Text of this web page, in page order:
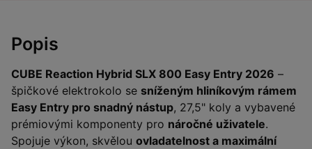
Popis
CUBE Reaction Hybrid SLX 800 Easy Entry 2026 –
špičkové elektrokolo se sníženým hliníkovým rámem
Easy Entry pro snadný nástup, 27,5" koly a vybavené
prémiovými komponenty pro náročné uživatele.
Spojuje výkon, skvělou ovladatelnost a maximální